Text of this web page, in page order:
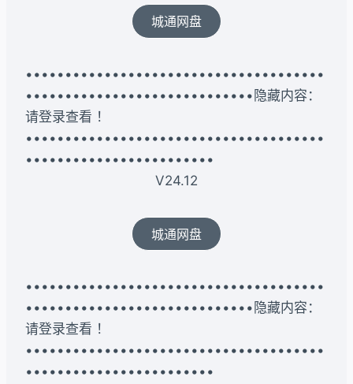
城通网盘
••••••••••••••••••••••••••••••••••••••
•••••••••••••••••••••••••••••隐藏内容：
请登录查看 ！
••••••••••••••••••••••••••••••••••••••
••••••••••••••••••••••••
V24.12
城通网盘
••••••••••••••••••••••••••••••••••••••
•••••••••••••••••••••••••••••隐藏内容：
请登录查看 ！
••••••••••••••••••••••••••••••••••••••
••••••••••••••••••••••••